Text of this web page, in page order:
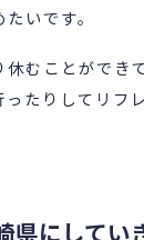
いです。
むことができ
たりしてリフ
県にして